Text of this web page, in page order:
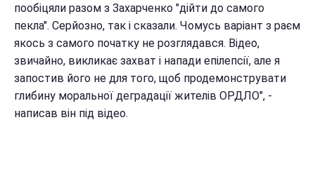
пообіцяли разом з Захарченко "дійти до самого
пекла". Серйозно, так і сказали. Чомусь варіант з раєм
якось з самого початку не розглядався. Відео,
звичайно, викликає захват і напади епілепсії, але я
запостив його не для того, щоб продемонструвати
глибину моральної деградації жителів ОРДЛО", -
написав він під відео.